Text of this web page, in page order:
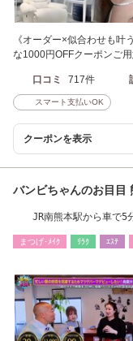
《オーダー×似合わせも
な1000円OFFクーポンご用
口コミ 717件
スマート支払いOK
クーポンを表示
バンビちゃんのお目目
JR南熊本駅から車で
まつげ･ﾒｲｸ ﾘﾗｸ ｴｽﾃ